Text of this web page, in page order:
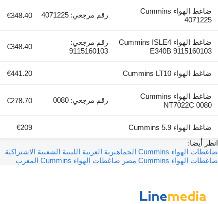
ضاغط الهواء Cummins
4071225
رقم مرجعي: 4071225 €348.40
ضاغط الهواء Cummins ISLE4
E340B 9115160103
رقم مرجعي:
9115160103
€348.40
ضاغط الهواء Cummins LT10 €441.20
ضاغط الهواء Cummins
NT7022C 0080
رقم مرجعي: 0080 €278.70
ضاغط الهواء Cummins 5.9
€209
انظر أيضا:
ضاغطات الهواء Cummins الجماهيرية العربية الليبية الشعبية الاشتراكية
ضاغطات الهواء Cummins مصر
ضاغطات الهواء Cummins المغرب